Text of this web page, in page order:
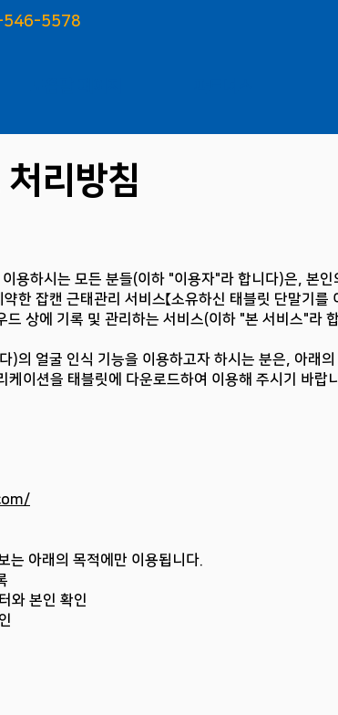
546-5578
리방침
용하시는 모든 분들(이하 "이용자"라 합니다)은, 본
한 잡캔 근태관리 서비스【소유하신 태블릿 단말기
상에 기록 및 관리하는 서비스(이하 "본 서비스"라
)의 얼굴 인식 기능을 이용하고자 하시는 분은, 아래
이션을 태블릿에 다운로드하여 이용해 주시기 바랍
는 아래의 목적에만 이용됩니다.
와 본인 확인